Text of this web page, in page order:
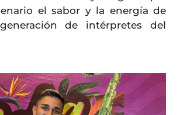
el sabor y la energía de
de intérpretes del